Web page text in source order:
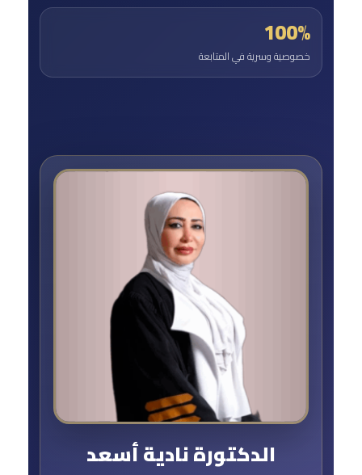
100%
خصوصية وسرية في المتابعة
الدكتورة نادية أسعد